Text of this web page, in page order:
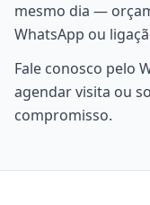
mesmo dia —
WhatsApp ou
Fale conosco pelo
agendar visita ou
compromisso.